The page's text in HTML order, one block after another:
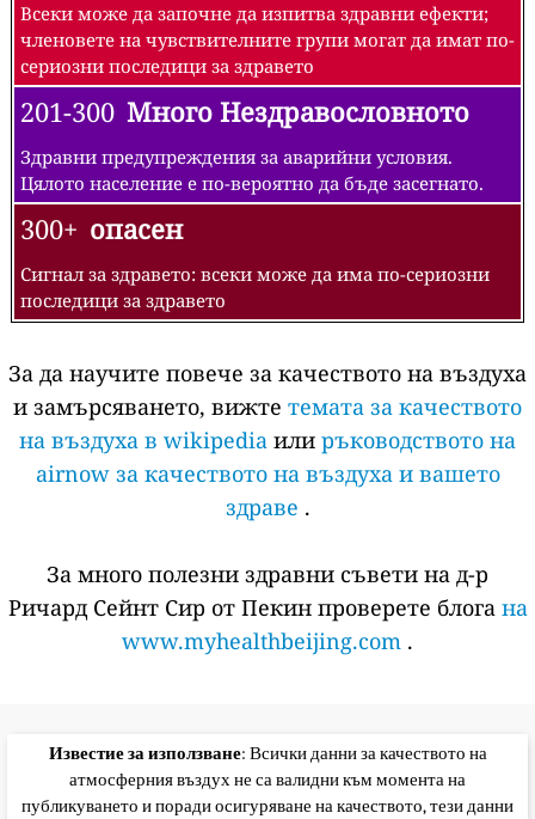
Всеки може да започне да изпитва здравни ефекти;
членовете на чувствителните групи могат да имат по-
сериозни последици за здравето
201-300 Много Нездравословното
Здравни предупреждения за аварийни условия.
Цялото население е по-вероятно да бъде засегнато.
300+ опасен
Сигнал за здравето: всеки може да има по-сериозни
последици за здравето
За да научите повече за качеството на въздуха
и замърсяването, вижте темата за качеството
на въздуха в wikipedia или ръководството на
airnow за качеството на въздуха и вашето
здраве .
За много полезни здравни съвети на д-р
Ричард Сейнт Сир от Пекин проверете блога на
www.myhealthbeijing.com .
Известие за използване: Всички данни за качеството на
атмосферния въздух не са валидни към момента на
публикуването и поради осигуряване на качеството, тези данни